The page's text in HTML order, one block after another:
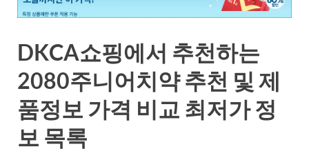
DKCA쇼핑에서 추천하는
2080주니어치약 추천 및 제
품정보 가격 비교 최저가 정
보 목록